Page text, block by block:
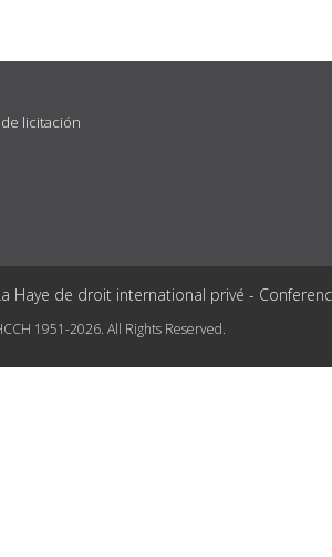
licitación
Haye de droit international privé -
1951-2026. All Rights Reserved.